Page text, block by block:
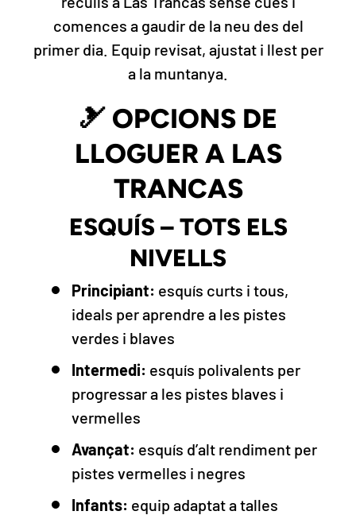
comences a gaudir de la neu des del
primer dia. Equip revisat, ajustat i llest per
a la muntanya.
🎿 OPCIONS DE
LLOGUER A LAS
TRANCAS
ESQUÍS – TOTS ELS
NIVELLS
Principiant: esquís curts i tous,
ideals per aprendre a les pistes
verdes i blaves
Intermedi: esquís polivalents per
progressar a les pistes blaves i
vermelles
Avançat: esquís d’alt rendiment per
pistes vermelles i negres
Infants: equip adaptat a talles